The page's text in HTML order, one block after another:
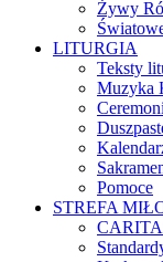
Żywy
LITURGIA
Teksty
Muzyka
Pomoce
STREFA